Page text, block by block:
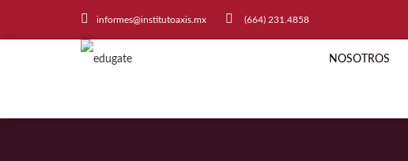
informes@institutoaxis.mx (664) 231.4858
NOSOTROS